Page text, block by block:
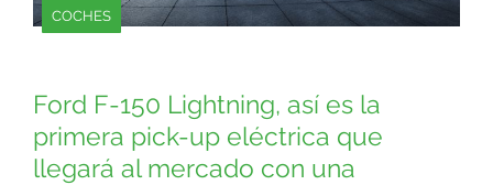
COCHES
Ford F-150 Lightning, así es la
primera pick-up eléctrica que
llegará al mercado con una